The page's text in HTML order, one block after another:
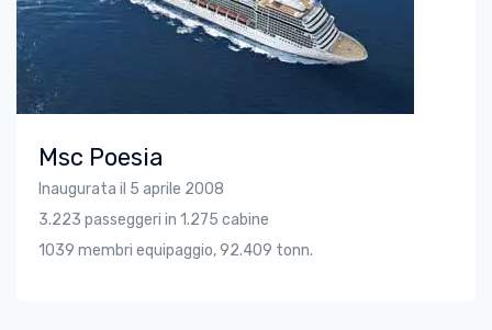
Msc Poesia
Inaugurata il 5 aprile 2008
3.223 passeggeri in 1.275 cabine
1039 membri equipaggio, 92.409 tonn.